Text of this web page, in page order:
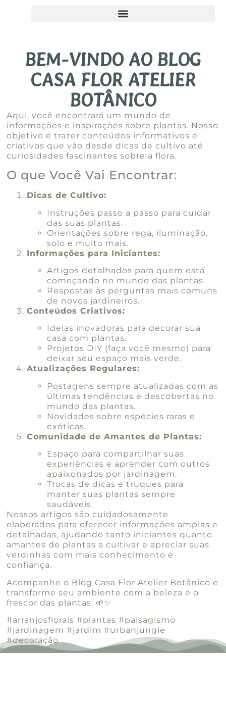
BEM-VINDO AO BLOG
CASA FLOR ATELIER
BOTÂNICO
Aqui, você encontrará um mundo de
informações e inspirações sobre plantas. Nosso
objetivo é trazer conteúdos informativos e
criativos que vão desde dicas de cultivo até
curiosidades fascinantes sobre a flora.
O que Você Vai Encontrar:
Dicas de Cultivo:
Instruções passo a passo para cuidar
das suas plantas.
Orientações sobre rega, iluminação,
solo e muito mais.
Informações para Iniciantes:
Artigos detalhados para quem está
começando no mundo das plantas.
Respostas às perguntas mais comuns
de novos jardineiros.
Conteúdos Criativos:
Ideias inovadoras para decorar sua
casa com plantas.
Projetos DIY (faça você mesmo) para
deixar seu espaço mais verde.
Atualizações Regulares:
Postagens sempre atualizadas com as
últimas tendências e descobertas no
mundo das plantas.
Novidades sobre espécies raras e
exóticas.
Comunidade de Amantes de Plantas:
Espaço para compartilhar suas
experiências e aprender com outros
apaixonados por jardinagem.
Trocas de dicas e truques para
manter suas plantas sempre
saudáveis.
Nossos artigos são cuidadosamente
elaborados para oferecer informações amplas e
detalhadas, ajudando tanto iniciantes quanto
amantes de plantas a cultivar e apreciar suas
verdinhas com mais conhecimento e
confiança.
Acompanhe o Blog Casa Flor Atelier Botânico e
transforme seu ambiente com a beleza e o
frescor das plantas. 🌱✨
#arranjosflorais #plantas #paisagismo
#jardinagem #jardim #urbanjungle
#decoração